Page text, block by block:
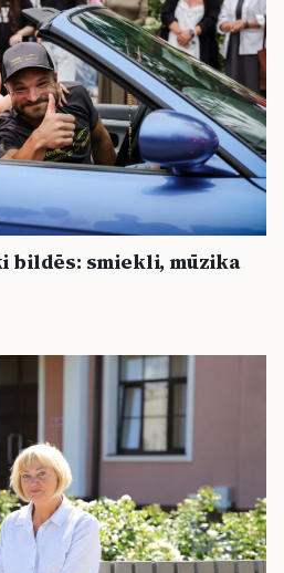
bildēs: smiekli, mūzika